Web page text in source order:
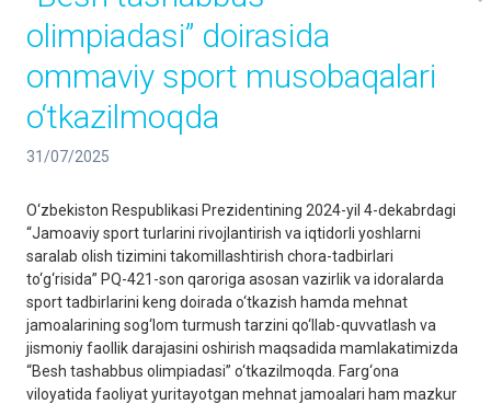
olimpiadasi” doirasida
ommaviy sport musobaqalari
o‘tkazilmoqda
31/07/2025
O‘zbekiston Respublikasi Prezidentining 2024-yil 4-dekabrdagi
“Jamoaviy sport turlarini rivojlantirish va iqtidorli yoshlarni
saralab olish tizimini takomillashtirish chora-tadbirlari
to‘g‘risida” PQ-421-son qaroriga asosan vazirlik va idoralarda
sport tadbirlarini keng doirada o‘tkazish hamda mehnat
jamoalarining sog‘lom turmush tarzini qo‘llab-quvvatlash va
jismoniy faollik darajasini oshirish maqsadida mamlakatimizda
“Besh tashabbus olimpiadasi” o‘tkazilmoqda. Farg‘ona
viloyatida faoliyat yuritayotgan mehnat jamoalari ham mazkur